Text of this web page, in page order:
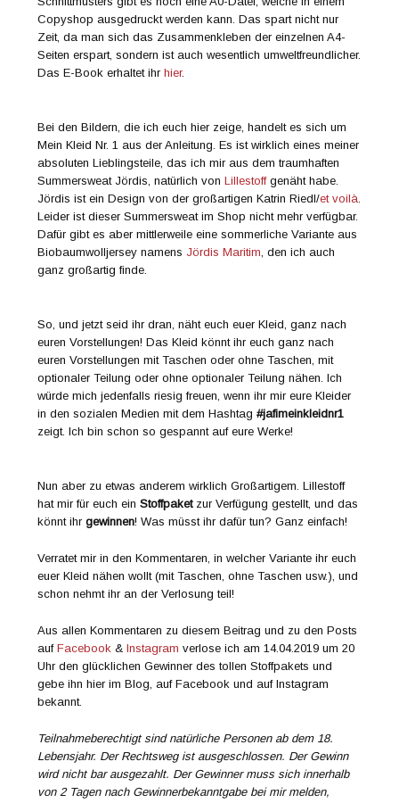
euer Kleid nähen wollt (mit Taschen, ohne Taschen usw.), und
schon nehmt ihr an der Verlosung teil!
Aus allen Kommentaren zu diesem Beitrag und zu den Posts
gebe ihn hier im Blog, auf Facebook und auf Instagram
bekannt.
Teilnahmeberechtigt sind natürliche Personen ab dem 18.
Lebensjahr. Der Rechtsweg ist ausgeschlossen. Der Gewinn
wird nicht bar ausgezahlt. Der Gewinner muss sich innerhalb
von 2 Tagen nach Gewinnerbekanntgabe bei mir melden,
ansonsten verfällt der Gewinn, und es erfolgt eine neue
Ziehung. Für die Dauer des Gewinnspiels werden die Daten
auf meinem Blog/meiner Facebook- und Instagramseite
veröffentlicht zu werden.
Aber das ist noch nicht alles! Meine wunderbaren Mädels
aus dem Probenähteam dürfen alle mein E-Book verlosen!
Also schaut unbedingt bei folgenden Seiten vorbei!
Frida,Fadenterror, Fälckchen,GÜL’s Näh-Meditation,
Hummelherz,Knopfkönigin,Krispy’s Katz,Mellis Kleidersalat,
Mialoma ,Nic-made,Nina näht,Paulina näht,Prinzessin
Stofftraum, Traumnaht,VonDaniElageschenkt,Von Mäusen
und Nähten
ganz fest die Daumen! Habt noch einen schönen Donnerstag,
ihr Lieben! Ich geh dann mal die ganz Welt umarmen!! Bis
bald und alles Liebe!
Schnittmuster:Jafi Mein Kleid Nr. 1– mit optionaler Teilung,
mit Taschen
Stoff: Summersweat Jördis, Design Katrin Riedl/et voilà für
Lillestoff